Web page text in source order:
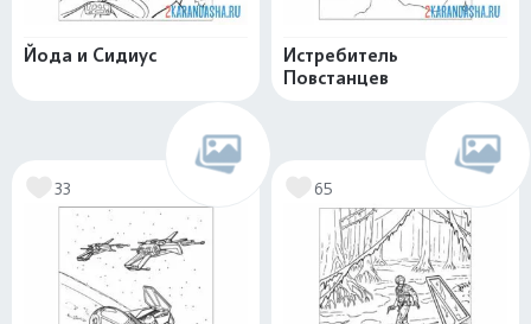
Йода и Сидиус
Истребитель
Повстанцев
33 65